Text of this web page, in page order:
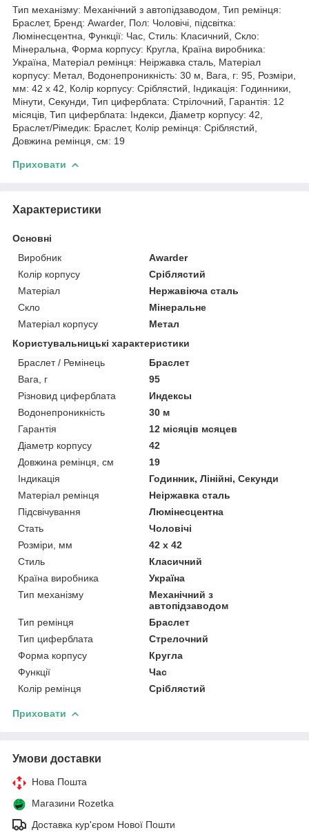
Тип механізму: Механічний з автопідзаводом, Тип ремінця:
Браслет, Бренд: Awarder, Пол: Чоловічі, підсвітка:
Люмінесцентна, Функції: Час, Стиль: Класичний, Скло:
Мінеральна, Форма корпусу: Кругла, Країна виробника:
Україна, Матеріал ремінця: Неіржавка сталь, Матеріал
корпусу: Метал, Водонепроникність: 30 м, Вага, г: 95, Розміри,
мм: 42 х 42, Колір корпусу: Сріблястий, Індикація: Годинники,
Мінути, Секунди, Тип циферблата: Стрілочний, Гарантія: 12
місяців, Тип циферблата: Індекси, Діаметр корпусу: 42,
Браслет/Рімедик: Браслет, Колір ремінця: Сріблястий,
Довжина ремінця, см: 19
Приховати
Характеристики
Основні
Виробник
Awarder
Колір корпусу
Сріблястий
Матеріал
Нержавіюча сталь
Скло
Мінеральне
Матеріал корпусу
Метал
Користувальницькі характеристики
Браслет / Ремінець
Браслет
Вага, г
95
Різновид циферблата
Индексы
Водонепроникність
30 м
Гарантія
12 місяців мсяцев
Діаметр корпусу
42
Довжина ремінця, см
19
Індикація
Годинник, Лінійні, Секунди
Матеріал ремінця
Неіржавка сталь
Підсвічування
Люмінесцентна
Стать
Чоловічі
Розміри, мм
42 х 42
Стиль
Класичний
Країна виробника
Україна
Тип механізму
Механічний з
автопідзаводом
Тип ремінця
Браслет
Тип циферблата
Стрелочний
Форма корпусу
Кругла
Функції
Час
Колір ремінця
Сріблястий
Приховати
Умови доставки
Нова Пошта
Магазини Rozetka
Доставка кур'єром Нової Пошти